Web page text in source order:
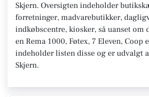
Skjern. Oversigten indeholder
forretninger, madvarebutikker,
indkøbscentre, kiosker, så uanset om
en Rema 1000, Føtex, 7 Eleven, Coop
indeholder listen disse og er udvalgt
Skjern.